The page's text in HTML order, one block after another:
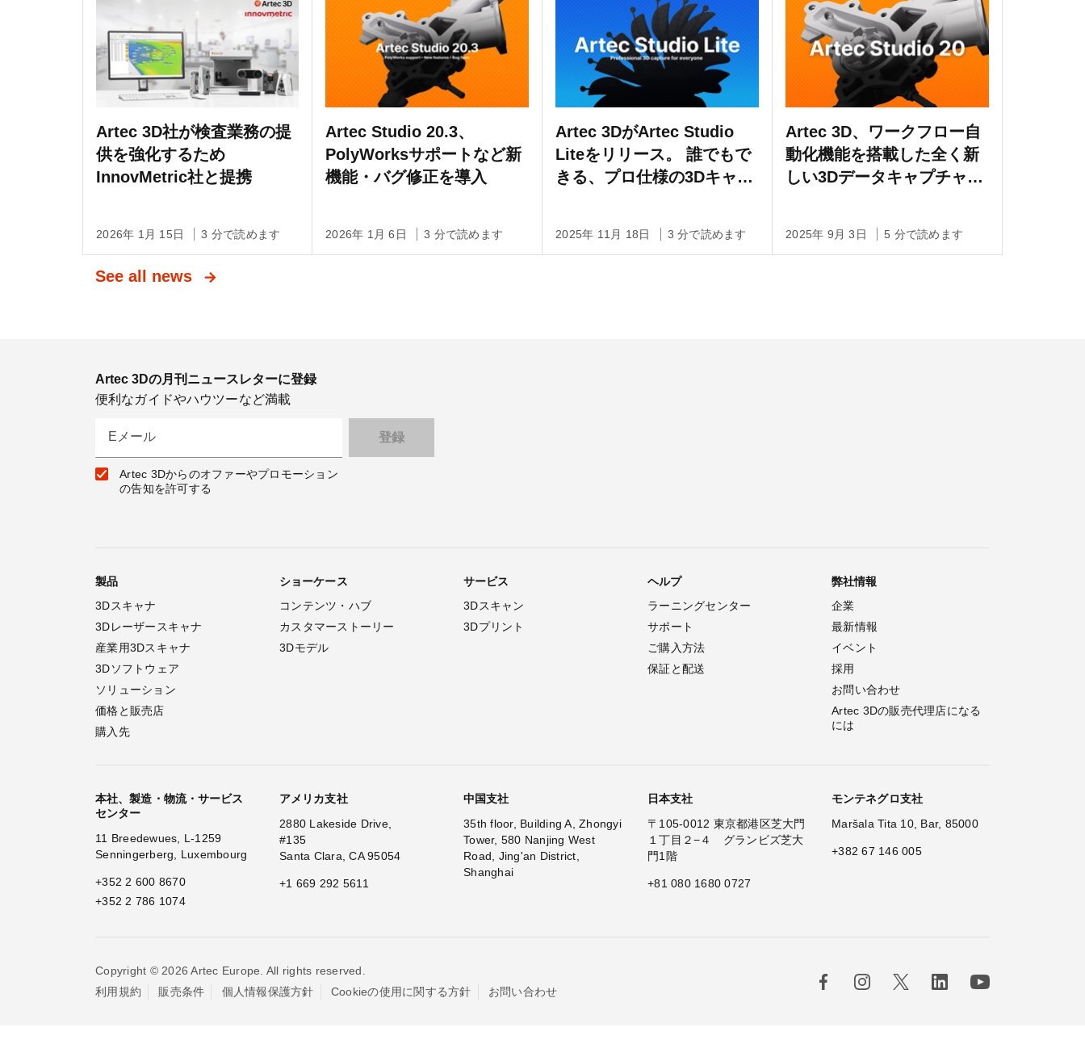
Artec 3D社が検査業務の提
供を強化するため
InnovMetric社と提携
2026年 1月 15日 3 分で読めます
Artec Studio 20.3、
PolyWorksサポートなど新
機能・バグ修正を導入
2026年 1月 6日 3 分で読めます
Artec 3DがArtec Studio
Liteをリリース。 誰でもで
きる、プロ仕様の3Dキャプ
2025年 11月 18日 3 分で読めます
Artec 3D、ワークフロー自
動化機能を搭載した全く新
しい3Dデータキャプチャお
2025年 9月 3日 5 分で読めます
See all news
Hi! Wh
×
Artec 3Dの月刊ニュースレターに登録
便利なガイドやハウツーなど満載
Eメール
Artec 3Dからのオファーやプロモーション
の告知を許可する
製品
3Dスキャナ
3Dレーザースキャナ
産業用3Dスキャナ
3Dソフトウェア
ソリューション
価格と販売店
購入先
ショーケース
コンテンツ・ハブ
カスタマーストーリー
3Dモデル
サービス
3Dスキャン
3Dプリント
ヘルプ
ラーニングセンター
サポート
ご購入方法
保証と配送
弊社情報
企業
最新情報
イベント
採用
お問い合わせ
Artec 3Dの販売代理店になる
には
本社、製造・物流・サービス
センター
11 Breedewues, L-1259
Senningerberg, Luxembourg
+352 2 600 8670
+352 2 786 1074
アメリカ支社
2880 Lakeside Drive,
#135
Santa Clara, CA 95054
+1 669 292 5611
中国支社
35th floor, Building A, Zhongyi
Tower, 580 Nanjing West
Road, Jing'an District,
Shanghai
日本支社
〒105-0012 東京都港区芝大門
１丁目２−４ グランビズ芝大
門1階
+81 080 1680 0727
モンテネグロ支社
Maršala Tita 10, Bar, 85000
+382 67 146 005
Copyright © 2026 Artec Europe. All rights reserved.
利用規約
販売条件 個人情報保護方針 Cookieの使用に関する方針 お問い合わせ